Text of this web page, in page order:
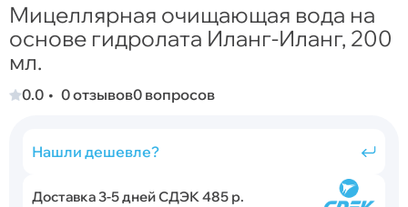
Мицеллярная очищающая вода на
основе гидролата Иланг-Иланг, 200
мл.
0.0 0 отзывов0 вопросов
Нашли дешевле?
Доставка 3-5 дней СДЭК 485 р.